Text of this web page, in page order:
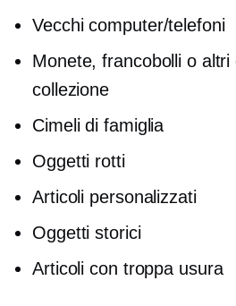
Vecchi computer/telefoni
Monete, francobolli o altri
collezione
Cimeli di famiglia
Oggetti rotti
Articoli personalizzati
Oggetti storici
Articoli con troppa usura